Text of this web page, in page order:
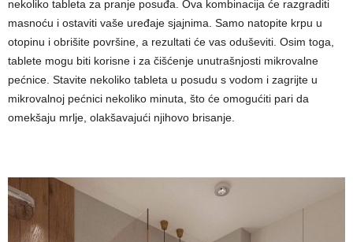
nekoliko tableta za pranje posuđa. Ova kombinacija će razgraditi
masnoću i ostaviti vaše uređaje sjajnima. Samo natopite krpu u
otopinu i obrišite površine, a rezultati će vas oduševiti. Osim toga,
tablete mogu biti korisne i za čišćenje unutrašnjosti mikrovalne
pećnice. Stavite nekoliko tableta u posudu s vodom i zagrijte u
mikrovalnoj pećnici nekoliko minuta, što će omogućiti pari da
omekšaju mrlje, olakšavajući njihovo brisanje.